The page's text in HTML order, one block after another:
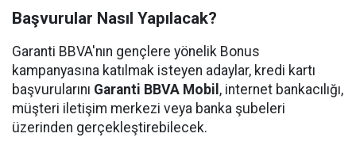
Başvurular Nasıl Yapılacak?
Garanti BBVA'nın gençlere yönelik Bonus
kampanyasına katılmak isteyen adaylar, kredi kartı
başvurularını Garanti BBVA Mobil , internet bankacılığı,
müşteri iletişim merkezi veya banka şubeleri
üzerinden gerçekleştirebilecek.